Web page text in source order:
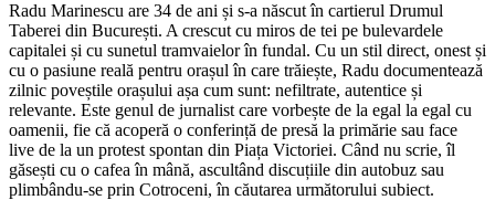
Radu Marinescu are 34 de ani și s-a născut în cartierul Drumul
Taberei din București. A crescut cu miros de tei pe bulevardele
capitalei și cu sunetul tramvaielor în fundal. Cu un stil direct, onest și
cu o pasiune reală pentru orașul în care trăiește, Radu documentează
zilnic poveștile orașului așa cum sunt: nefiltrate, autentice și
relevante. Este genul de jurnalist care vorbește de la egal la egal cu
oamenii, fie că acoperă o conferință de presă la primărie sau face
live de la un protest spontan din Piața Victoriei. Când nu scrie, îl
găsești cu o cafea în mână, ascultând discuțiile din autobuz sau
plimbându-se prin Cotroceni, în căutarea următorului subiect.